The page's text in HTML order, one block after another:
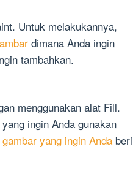
Untuk melakukannya,
dimana Anda ingin
tambahkan.
menggunakan alat Fill.
ingin Anda gunakan
yang ingin Anda beri